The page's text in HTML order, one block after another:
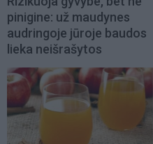
pinigine: už maudynes
audringoje jūroje baudos
lieka neišrašytos